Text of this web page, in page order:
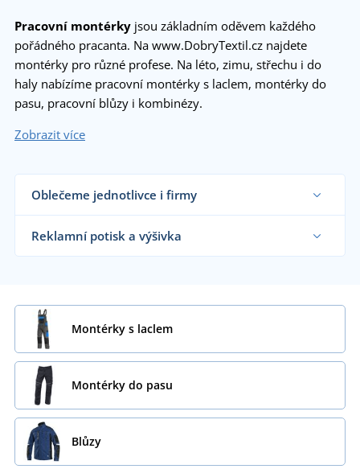
Pracovní montérky jsou základním oděvem každého
pořádného pracanta. Na www.DobryTextil.cz najdete
montérky pro různé profese. Na léto, zimu, střechu i do
haly nabízíme pracovní montérky s laclem, montérky do
pasu, pracovní blůzy i kombinézy.
Zobrazit více
Oblečeme jednotlivce i firmy
Dodáváme montérky řemeslníkům, velkým
výrobním firmám i koncovým zákazníkům již od 1
kusu.
Chci vědět více
Reklamní potisk a výšivka
Montérky s laclem
Montérky do pasu
Blůzy